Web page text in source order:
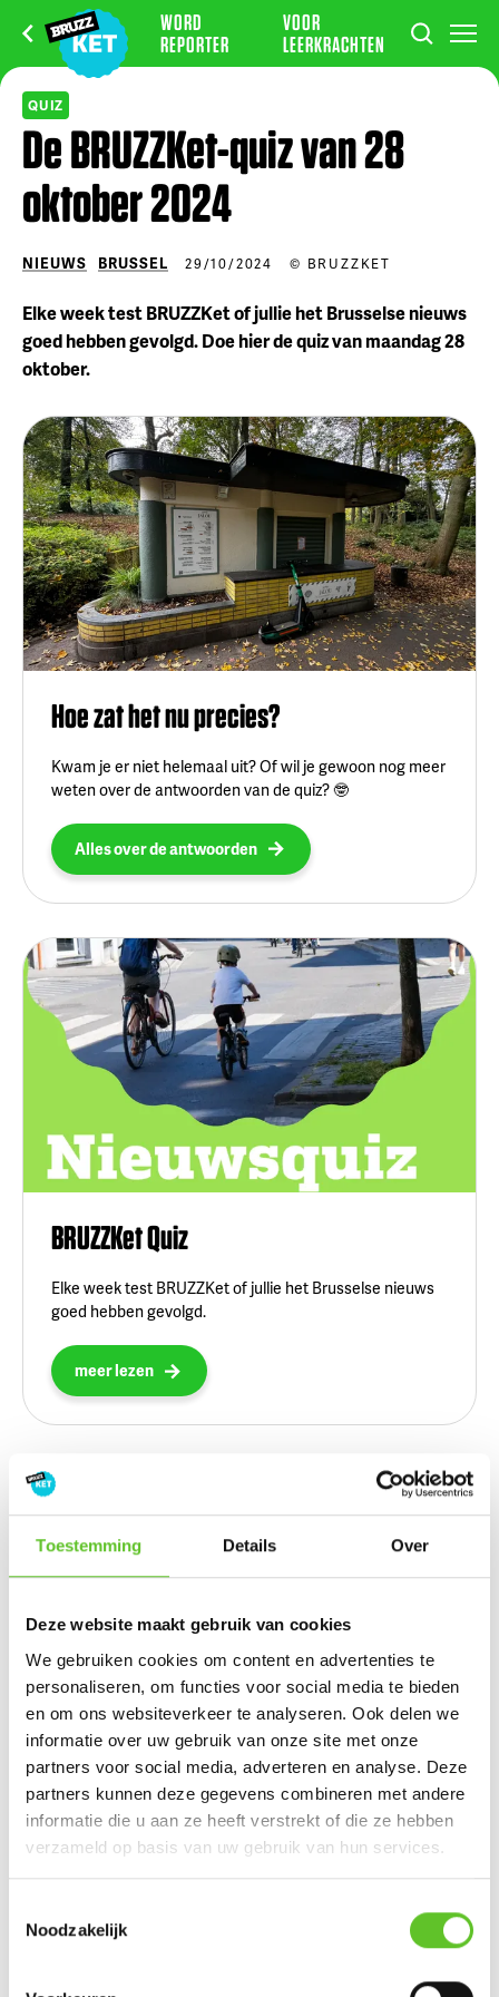
Toestemming Details Over
Deze website maakt gebruik van cookies
We gebruiken cookies om content en advertenties te
personaliseren, om functies voor social media te bieden
en om ons websiteverkeer te analyseren. Ook delen we
informatie over uw gebruik van onze site met onze
partners voor social media, adverteren en analyse. Deze
partners kunnen deze gegevens combineren met andere
informatie die u aan ze heeft verstrekt of die ze hebben
verzameld op basis van uw gebruik van hun services.
Noodzakelijk
WORD
REPORTER
VOOR
LEERKRACHTEN
QUIZ
De BRUZZKet-quiz van 28
oktober 2024
NIEUWS BRUSSEL 29/10/2024 © BRUZZKET
Elke week test BRUZZKet of jullie het Brusselse nieuws
goed hebben gevolgd. Doe hier de quiz van maandag 28
oktober.
Hoe zat het nu precies?
Kwam je er niet helemaal uit? Of wil je gewoon nog meer
weten over de antwoorden van de quiz? 🤓
Alles over de antwoorden
BRUZZKet Quiz
Elke week test BRUZZKet of jullie het Brusselse nieuws
goed hebben gevolgd.
meer lezen
LEES MEER OVER
BRUZZKET QUIZ, ACTUAQUIZ, BRUZZKET-QUIZ
Nu op BRUZZ Ket
Ketportret: Amel verbreekt het wereldrecord mountain
climbers
Dagje Zuidfoor? Win een familiepakket vol bonnetjes
Zonsverduistering en een giga-springpark: tien tips voor
augustus
Bestel nu al je BRUZZKet-schoolkalender
Mijn droomberoep: Lilya wil journalist worden